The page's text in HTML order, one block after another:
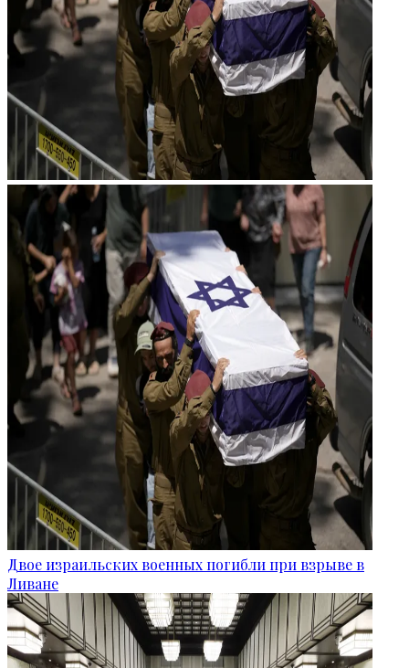
Двое израильских военных погибли при взрыве в
Ливане